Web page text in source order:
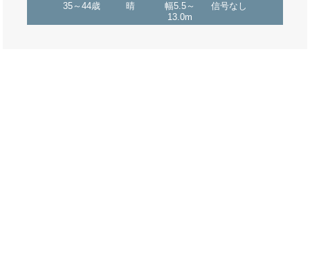
35～44歳 晴
幅5.5～
13.0m
信号なし